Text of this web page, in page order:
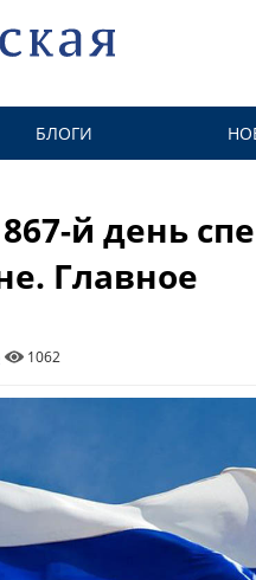
БЛОГИ
й день
Главное
1062